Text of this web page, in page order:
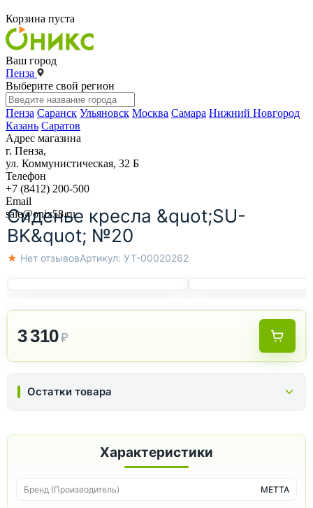
Корзина пуста
Ваш город
Пенза
Выберите свой регион
Пенза Саранск Ульяновск Москва Самара Нижний Новгород
Казань Саратов
Адрес магазина
г. Пенза,
ул. Коммунистическая, 32 Б
Телефон
+7 (8412) 200-500
Email
sale@onix58.ru
Сиденье кресла &quot;SU-
BK&quot; №20
★ Нет отзывовАртикул: УТ-00020262
3 310₽
Остатки товара
Характеристики
Бренд (Производитель) METTA